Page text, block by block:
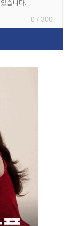
0 / 300